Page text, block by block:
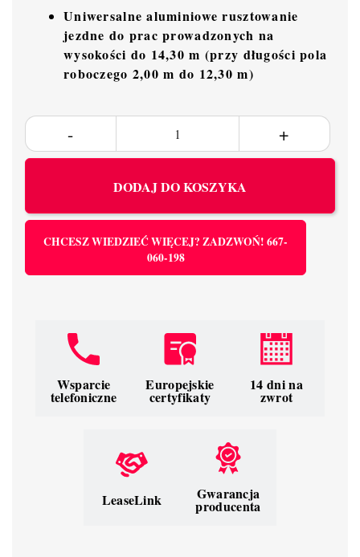
Uniwersalne aluminiowe rusztowanie
jezdne do prac prowadzonych na
wysokości do 14,30 m (przy długości pola
roboczego 2,00 m do 12,30 m)
DODAJ DO KOSZYKA
CHCESZ WIEDZIEĆ WIĘCEJ? ZADZWOŃ! 667-
060-198
Wsparcie
telefoniczne
Europejskie
certyfikaty
14 dni na
zwrot
LeaseLink Gwarancja
producenta